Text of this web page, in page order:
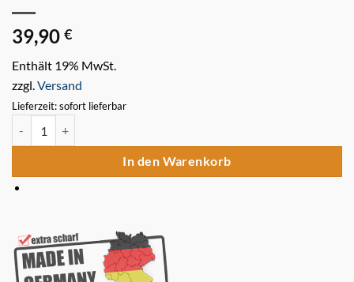
39,90 €
Enthält 19% MwSt.
zzgl.Versand
Lieferzeit: sofort lieferbar
In den Warenkorb